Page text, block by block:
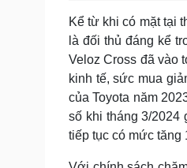
Kể từ khi có mặt tại
là đối thủ đáng kể
Veloz Cross đã vào
kinh tế, sức mua
của Toyota năm
số khi tháng 3/2024
tiếp tục có mức tăng